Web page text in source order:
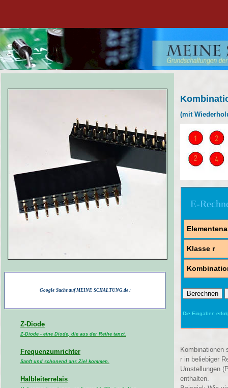
Google-Suche auf MEINE-SCHALTUNG.de :
Z-Diode
Z-Diode - eine Diode, die aus der Reihe tanzt.
Frequenzumrichter
Sanft und schonend ans Ziel kommen.
Halbleiterrelais
(mit
E-
Klasse r
Berechnen
Die Eingaben
Kombinationen
r in beliebiger
Umstellungen
enthalten.